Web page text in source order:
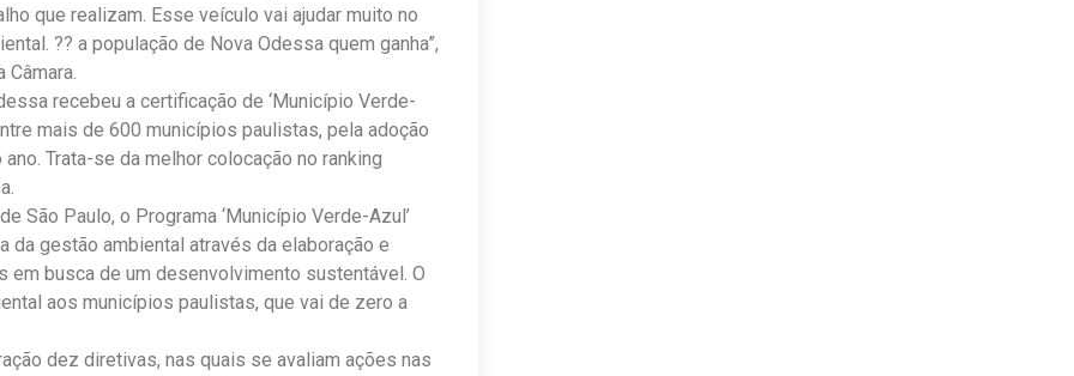
que realizam. Esse veículo vai ajudar muito no
?? a população de Nova Odessa quem ganha”,
recebeu a certificação de ‘Município Verde-
mais de 600 municípios paulistas, pela adoção
Trata-se da melhor colocação no ranking
São Paulo, o Programa ‘Município Verde-Azul’
gestão ambiental através da elaboração e
busca de um desenvolvimento sustentável. O
aos municípios paulistas, que vai de zero a
dez diretivas, nas quais se avaliam ações nas